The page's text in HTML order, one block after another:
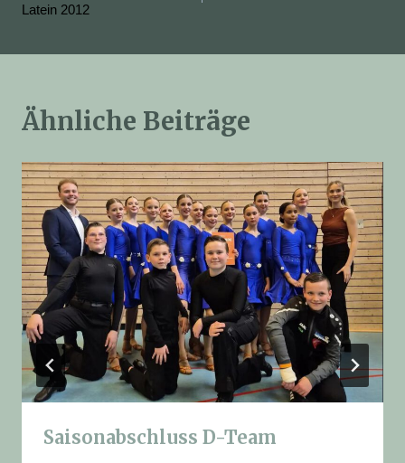
Latein 2012
Ähnliche Beiträge
Saisonabschluss D-Team